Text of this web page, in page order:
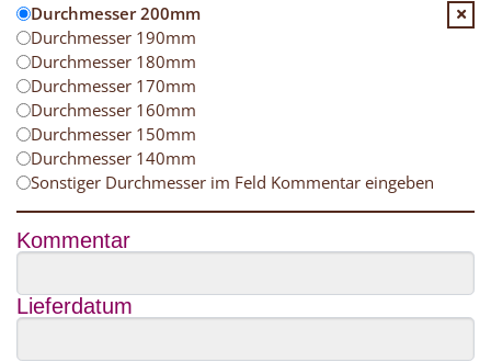
Durchmesser 200mm
Durchmesser 190mm
Durchmesser 180mm
Durchmesser 170mm
Durchmesser 160mm
Durchmesser 150mm
Durchmesser 140mm
Sonstiger Durchmesser im Feld Kommentar eingeben
Kommentar
Lieferdatum